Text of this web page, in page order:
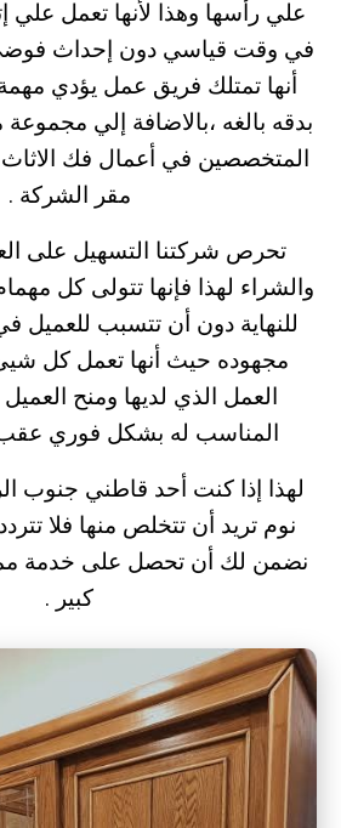
علي رأسها وهذا لأنها تعمل علي
في وقت قياسي دون إحداث
أنها تمتلك فريق عمل يؤدي
بدقه بالغه ،بالاضافة إلي مجموعة
المتخصصين في أعمال فك الاثاث
مقر الشركة .
تحرص شركتنا التسهيل على
والشراء لهذا فإنها تتولى كل
للنهاية دون أن تتسبب للعميل
مجهوده حيث أنها تعمل كل
العمل الذي لديها ومنح
المناسب له بشكل فوري عقب
لهذا إذا كنت أحد قاطني جنوب
نوم تريد أن تتخلص منها فلا تتردد
نضمن لك أن تحصل على خدمة
كبير .